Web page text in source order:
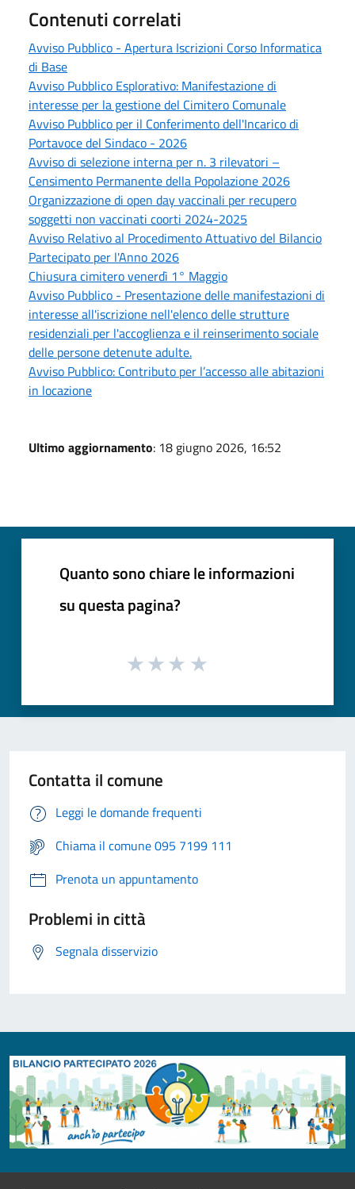
Contenuti correlati
Avviso Pubblico - Apertura Iscrizioni Corso Informatica
di Base
Avviso Pubblico Esplorativo: Manifestazione di
interesse per la gestione del Cimitero Comunale
Avviso Pubblico per il Conferimento dell'Incarico di
Portavoce del Sindaco - 2026
Avviso di selezione interna per n. 3 rilevatori –
Censimento Permanente della Popolazione 2026
Organizzazione di open day vaccinali per recupero
soggetti non vaccinati coorti 2024-2025
Avviso Relativo al Procedimento Attuativo del Bilancio
Partecipato per l'Anno 2026
Chiusura cimitero venerdì 1° Maggio
Avviso Pubblico - Presentazione delle manifestazioni di
interesse all'iscrizione nell'elenco delle strutture
residenziali per l'accoglienza e il reinserimento sociale
delle persone detenute adulte.
Avviso Pubblico: Contributo per l’accesso alle abitazioni
in locazione
Ultimo aggiornamento: 18 giugno 2026, 16:52
Quanto sono chiare le informazioni
su questa pagina?
Contatta il comune
Leggi le domande frequenti
Chiama il comune 095 7199 111
Prenota un appuntamento
Problemi in città
Segnala disservizio